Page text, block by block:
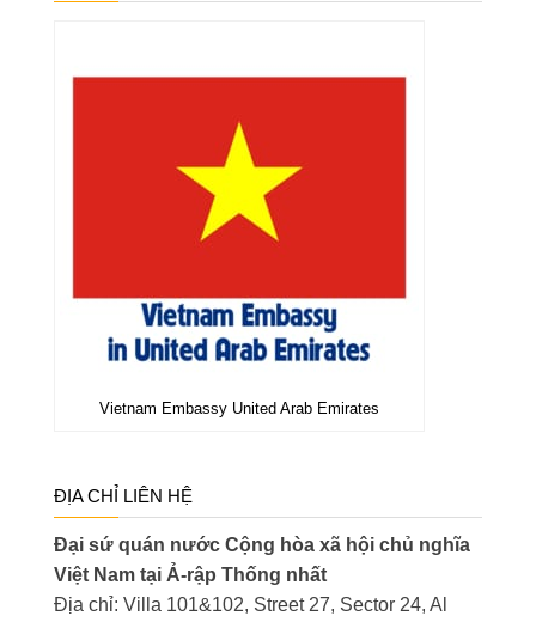
Vietnam Embassy United Arab Emirates
ĐỊA CHỈ LIÊN HỆ
Đại sứ quán nước Cộng hòa xã hội chủ nghĩa
Việt Nam tại Ả-rập Thống nhất
Địa chỉ: Villa 101&102, Street 27, Sector 24, Al